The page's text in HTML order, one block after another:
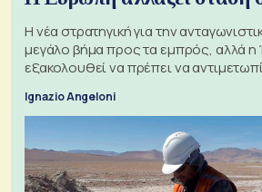
Η νέα στρατηγική για την
μεγάλο βήμα προς τα εμπρός, αλλά
εξακολουθεί να πρέπει να
Ignazio Angeloni